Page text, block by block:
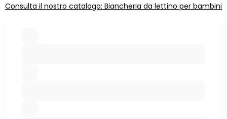
Consulta il nostro catalogo: Biancheria da lettino per bambini